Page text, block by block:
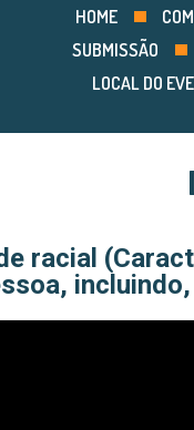
HOME
SUBMISSÃO
LOCAL DO
racial